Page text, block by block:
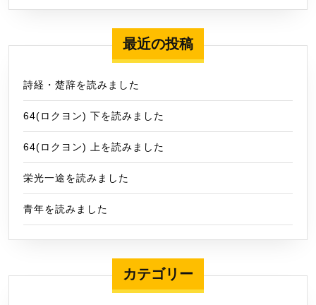
最近の投稿
詩経・楚辞を読みました
64(ロクヨン) 下を読みました
64(ロクヨン) 上を読みました
栄光一途を読みました
青年を読みました
カテゴリー